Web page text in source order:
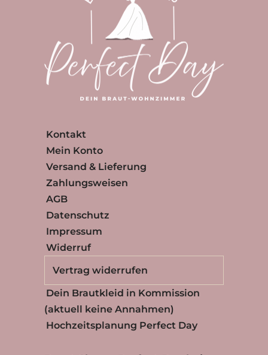
Kontakt
Mein Konto
Versand & Lieferung
Zahlungsweisen
AGB
Datenschutz
Impressum
Widerruf
Vertrag widerrufen
Dein Brautkleid in Kommission
(aktuell keine Annahmen)
Hochzeitsplanung Perfect Day